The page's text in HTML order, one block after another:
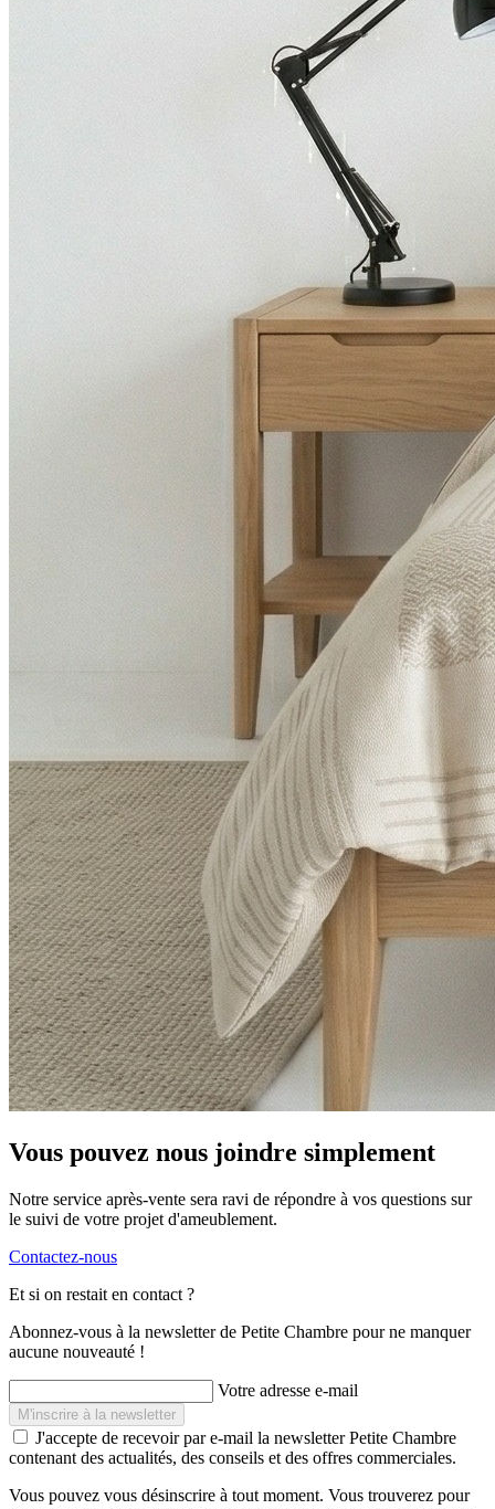
Vous pouvez nous joindre simplement
Notre service après-vente sera ravi de répondre à vos questions sur
le suivi de votre projet d'ameublement.
Contactez-nous
Et si on restait en contact ?
Abonnez-vous à la newsletter de Petite Chambre pour ne manquer
aucune nouveauté !
Votre adresse e-mail
J'accepte de recevoir par e-mail la newsletter Petite Chambre
contenant des actualités, des conseils et des offres commerciales.
Vous pouvez vous désinscrire à tout moment. Vous trouverez pour